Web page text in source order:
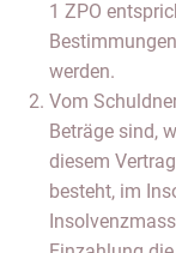
1 ZPO
werden.
Vom
Beträge sind,
diesem
besteht, im